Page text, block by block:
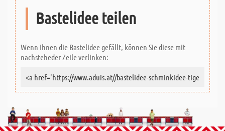
Bastelidee teilen
Wenn Ihnen die Bastelidee gefällt, können Sie diese mit
nachsteheder Zeile verlinken: